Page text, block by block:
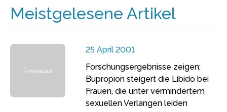
Meistgelesene Artikel
25 April 2001
Forschungsergebnisse zeigen:
Bupropion steigert die Libido bei
Frauen, die unter vermindertem
sexuellen Verlangen leiden